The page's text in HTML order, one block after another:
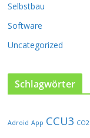
r
d
u
e
t
Selbstbau
Software
Uncategorized
Schlagwörter
Adroid App CCU3 CO2